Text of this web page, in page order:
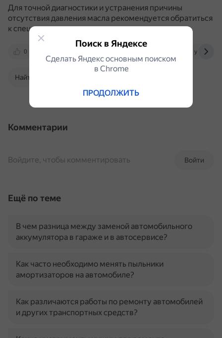
Для точной диагностики и устранения причины
отсутствия давления масла рекомендуется обратиться
к специалисту.
0 yandex.ru
Найти в Поиске
Комментарии
Войти
Войдите, чтобы комментировать
Ещё по теме
В чем разница между заменой автомобильного
аккумулятора в гараже и в автосервисе?
Как часто необходимо менять пыльники
амортизаторов на автомобиле?
Как различаются работы по ремонту автомобилей
и других транспортных средств?
Поиск в Яндексе
Сделать Яндекс основным поиском
в Сhrome
ПРОДОЛЖИТЬ